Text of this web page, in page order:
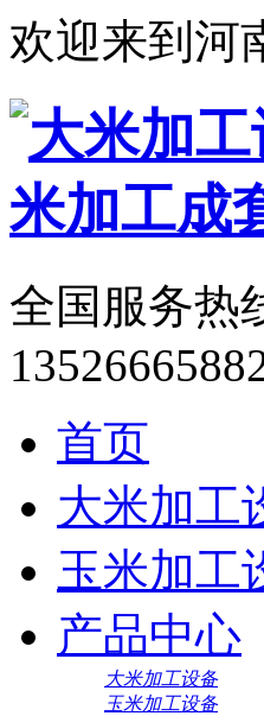
欢迎来到河
全国服务热
首页
大米加工
玉米加工
产品中心
大米加工设备
玉米加工设备